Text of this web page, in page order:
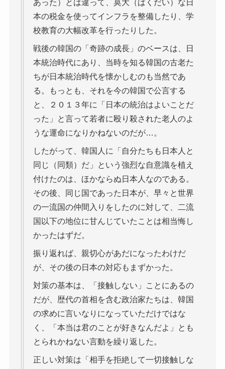
あった）とは違って、莫大（ばくだい）な日
本の税金を使ってインフラを整備したり、学
校教育の大幅改革を行ったりした。
戦後の韓国の「奇跡の成長」のベースは、日
本統治時代にあり、当時を知る韓国の古老た
ちが日本統治時代を懐かしむのも当然であ
る。もっとも、それを今の韓国で公言する
と、２０１３年に「日本の統治はよいことだ
った」と言って若者に殴り殺された老人のよ
うな運命になりかねないのだが…。
したがって、韓国人に「自分たちも日本人と
同じ（同類）だ」という強烈な自意識を植え
付けたのは、ほかならぬ日本人なのである。
その後、同じ国であった日本が、早々と世界
の一流国の仲間入りをしたのに対して、二流
国以下の地位に甘んじていたことは相当悔し
かったはずだ。
振り返れば、親切心があだになったわけだ
が、その後の日本の対応もまずかった。
対策の基本は、「接触しない」ことにあるの
だが、歴代の首相を含む政治家たちは、韓国
の求めに言いなりになっていただけではな
く、「本当は君のことが好きなんだよ」とも
とられかねない言動を繰り返した。
正しい対策は「相手を拒絶して一切接触しな